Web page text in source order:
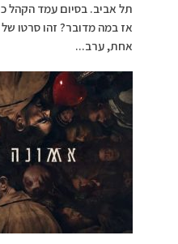
תל אביב. בסיום עמד הקהל
אז במה מדובר? זהו סרטו
אחת, ערב...